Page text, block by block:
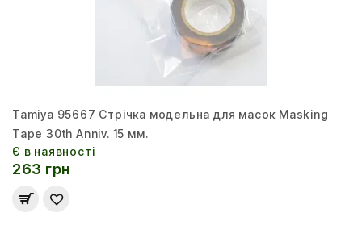
Tamiya 95667 Стрічка модельна для масок Masking
Tape 30th Anniv. 15 мм.
Є в наявності
263 грн